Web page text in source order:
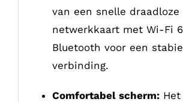
van een snelle draadloze
netwerkkaart met Wi-Fi
Bluetooth voor een
verbinding.
Comfortabel scherm:Het